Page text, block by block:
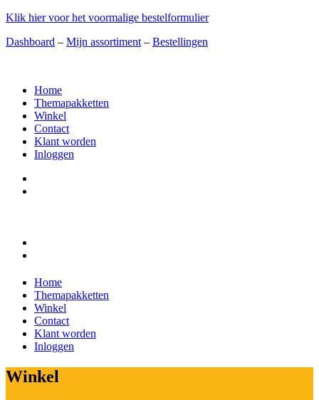
Klik hier voor het voormalige bestelformulier
Dashboard – Mijn assortiment – Bestellingen
Home
Themapakketten
Winkel
Contact
Klant worden
Inloggen
Home
Themapakketten
Winkel
Contact
Klant worden
Inloggen
Winkel